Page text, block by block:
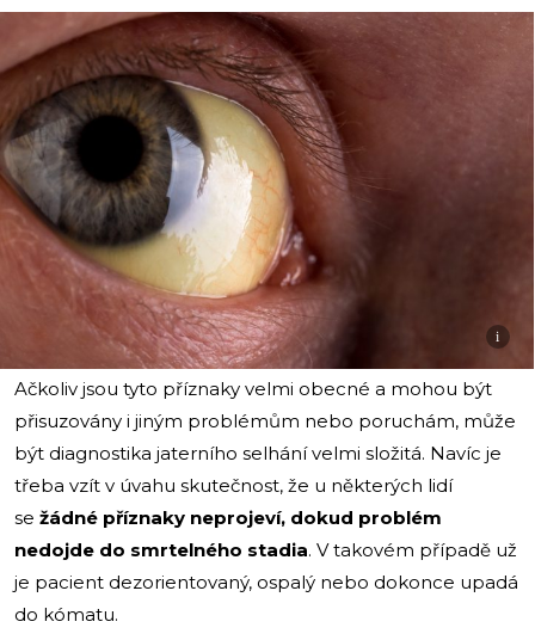
i
Ačkoliv jsou tyto příznaky velmi obecné a mohou být
přisuzovány i jiným problémům nebo poruchám, může
být diagnostika jaterního selhání velmi složitá. Navíc je
třeba vzít v úvahu skutečnost, že u některých lidí
se žádné příznaky neprojeví, dokud problém
nedojde do smrtelného stadia. V takovém případě už
je pacient dezorientovaný, ospalý nebo dokonce upadá
do kómatu.